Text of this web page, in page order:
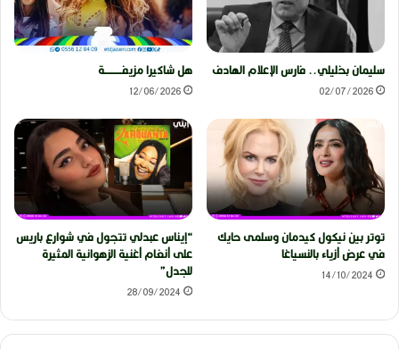
سليمان بخليلي.. فارس الإعلام الهادف
02/07/2026
هل شاكيرا مزيفــــــــــة
12/06/2026
توتر بين نيكول كيدمان وسلمى حايك
في عرض أزياء بالنسياغا
14/10/2024
“إيناس عبدلي تتجول في شوارع باريس
على أنغام أغنية الزهوانية المثيرة
للجدل”
28/09/2024